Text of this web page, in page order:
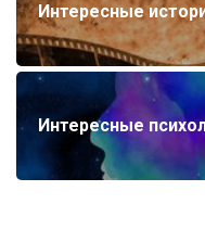
Интересные
Интересные